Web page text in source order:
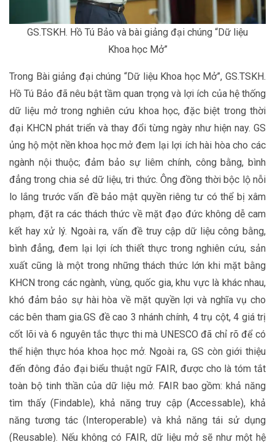
GS.TSKH. Hồ Tú Bảo và bài giảng đại chúng “Dữ liệu
Khoa học Mở”
Trong Bài giảng đại chúng “Dữ liệu Khoa học Mở”, GS.TSKH.
Hồ Tú Bảo đã nêu bật tầm quan trọng và lợi ích của hệ thống
dữ liệu mở trong nghiên cứu khoa học, đặc biệt trong thời
đại KHCN phát triển và thay đổi từng ngày như hiện nay. GS
ủng hộ một nền khoa học mở đem lại lợi ích hài hòa cho các
ngành nội thuộc; đảm bảo sự liêm chính, công bằng, bình
đẳng trong chia sẻ dữ liệu, tri thức. Ông đồng thời bộc lộ nỗi
lo lắng trước vấn đề bảo mật quyền riêng tư có thể bị xâm
phạm, đặt ra các thách thức về mặt đạo đức không dễ cam
kết hay xử lý. Ngoài ra, vấn đề truy cập dữ liệu công bằng,
bình đẳng, đem lại lợi ích thiết thực trong nghiên cứu, sản
xuất cũng là một trong những thách thức lớn khi mặt bằng
KHCN trong các ngành, vùng, quốc gia, khu vực là khác nhau,
khó đảm bảo sự hài hòa về mặt quyền lợi và nghĩa vụ cho
các bên tham gia.GS đề cao 3 nhánh chính, 4 trụ cột, 4 giá trị
cốt lõi và 6 nguyên tắc thực thi mà UNESCO đã chỉ rõ để có
thể hiện thực hóa khoa học mở. Ngoài ra, GS còn giới thiệu
đến đông đảo đại biểu thuật ngữ FAIR, được cho là tóm tắt
toàn bộ tinh thần của dữ liệu mở. FAIR bao gồm: khả năng
tìm thấy (Findable), khả năng truy cập (Accessable), khả
năng tương tác (Interoperable) và khả năng tái sử dụng
(Reusable). Nếu không có FAIR, dữ liệu mở sẽ như một hệ